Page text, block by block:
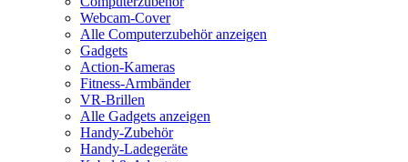
Webcam-Cover
Alle Computerzubehör anzeigen
Gadgets
Action-Kameras
Fitness-Armbänder
VR-Brillen
Alle Gadgets anzeigen
Handy-Zubehör
Handy-Ladegeräte